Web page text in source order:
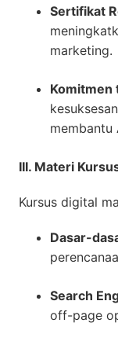
Sertifikat
marketing.
Komitmen
membantu
III. Materi
Kursus digital
Dasar-
Search
off-page